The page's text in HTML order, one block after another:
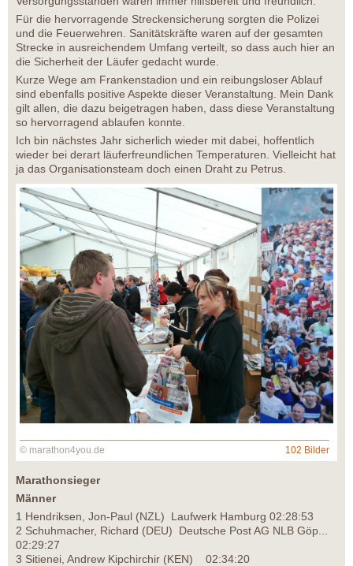
Für die hervorragende Streckensicherung sorgten die Polizei
und die Feuerwehren. Sanitätskräfte waren auf der gesamten
Strecke in ausreichendem Umfang verteilt, so dass auch hier an
die Sicherheit der Läufer gedacht wurde.
Kurze Wege am Frankenstadion und ein reibungsloser Ablauf
sind ebenfalls positive Aspekte dieser Veranstaltung. Mein Dank
gilt allen, die dazu beigetragen haben, dass diese Veranstaltung
so hervorragend ablaufen konnte.
Ich bin nächstes Jahr sicherlich wieder mit dabei, hoffentlich
wieder bei derart läuferfreundlichen Temperaturen. Vielleicht hat
ja das Organisationsteam doch einen Draht zu Petrus.
© marathon4you.de 102 Bilder
Marathonsieger
Männer
1 Hendriksen, Jon-Paul (NZL) Laufwerk Hamburg 02:28:53
2 Schuhmacher, Richard (DEU) Deutsche Post AG NLB Göp...
02:29:27
3 Sitienei, Andrew Kipchirchir (KEN) 02:34:20